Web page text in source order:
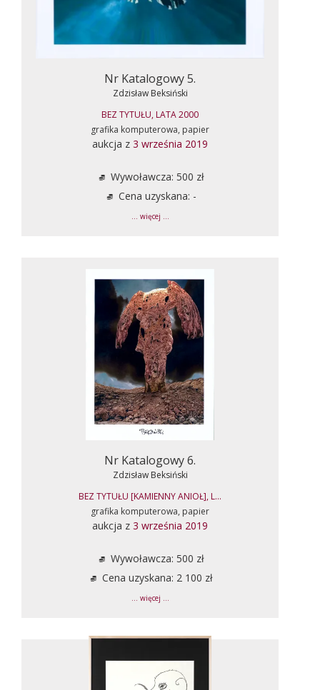
Nr Katalogowy 5.
Zdzisław Beksiński
BEZ TYTUŁU, LATA 2000
grafika komputerowa, papier
aukcja z 3 września 2019
Wywoławcza: 500 zł
Cena uzyskana: -
... więcej ...
Nr Katalogowy 6.
Zdzisław Beksiński
BEZ TYTUŁU [KAMIENNY ANIOŁ], L...
grafika komputerowa, papier
aukcja z 3 września 2019
Wywoławcza: 500 zł
Cena uzyskana: 2 100 zł
... więcej ...